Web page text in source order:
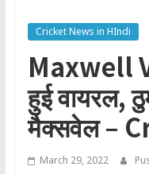
Cricket News in HIndi
Maxwell
हुई वायरल,
मैक्सवेल –
March 29, 2022